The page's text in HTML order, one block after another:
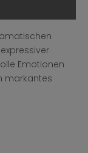
Emotionen
markantes